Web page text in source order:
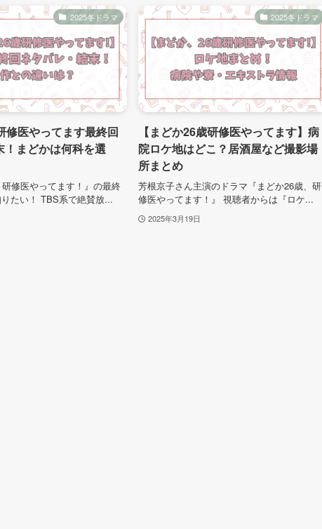
2025冬ドラマ
修医やってます最終回
！まどかは何科を選
修医やってます！』の最終
たい！ TBS系で絶賛放...
2025冬ドラマ
【まどか26歳研修医やってます】病
院ロケ地はどこ？居酒屋など撮影場
所まとめ
芳根京子さん主演のドラマ『まどか26歳、研
修医やってます！』 視聴者からは『ロケ...
2025年3月19日